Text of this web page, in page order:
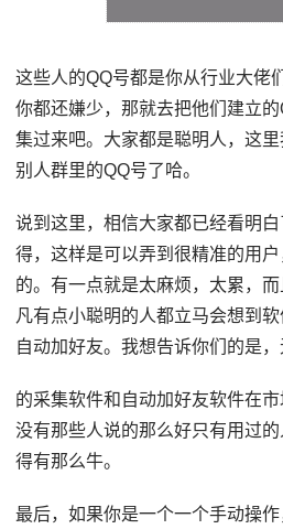
这些人的QQ号都是你从行业大佬
你都还嫌少，那就去把他们建立
集过来吧。大家都是聪明人，这
别人群里的QQ号了哈。
说到这里，相信大家都已经看明
得，这样是可以弄到很精准的用
的。有一点就是太麻烦，太累，
凡有点小聪明的人都立马会想到
自动加好友。我想告诉你们的是
的采集软件和自动加好友软件在
没有那些人说的那么好只有用过
得有那么牛。
最后，如果你是一个一个手动操